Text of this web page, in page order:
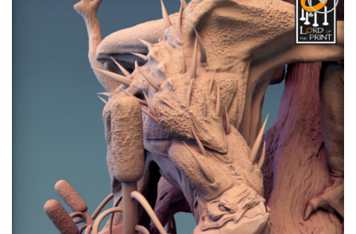
Añadir
a la
lista de
deseos